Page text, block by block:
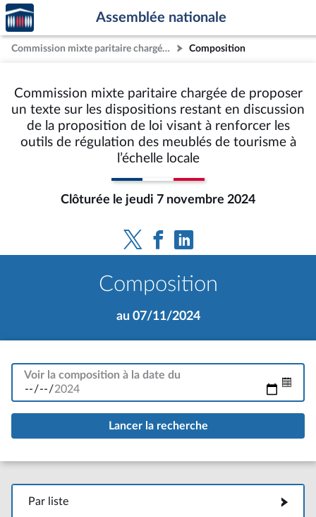
Aller au contenu
Aller en bas de la page
Accèder
à la
page
d'accueil
Assemblée nationale
Commission mixte paritaire chargée de proposer un texte sur les dispositions restant en discussion de la proposition de loi visant à renforcer les outils de régulation des meublés de tourisme à l’échelle locale Composition
Commission mixte paritaire chargée de proposer
un texte sur les dispositions restant en discussion
de la proposition de loi visant à renforcer les
outils de régulation des meublés de tourisme à
l’échelle locale
Clôturée le jeudi 7 novembre 2024
Composition
au 07/11/2024
Voir la composition à la date du
Par liste